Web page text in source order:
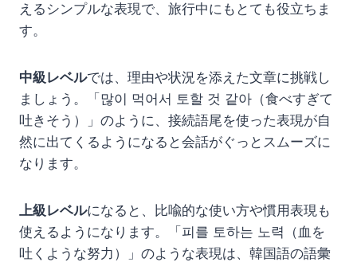
えるシンプルな表現で、旅行中にもとても役立ちま
す。
中級レベルでは、理由や状況を添えた文章に挑戦し
ましょう。「많이 먹어서 토할 것 같아（食べすぎて
吐きそう）」のように、接続語尾を使った表現が自
然に出てくるようになると会話がぐっとスムーズに
なります。
上級レベルになると、比喩的な使い方や慣用表現も
使えるようになります。「피를 토하는 노력（血を
吐くような努力）」のような表現は、韓国語の語彙